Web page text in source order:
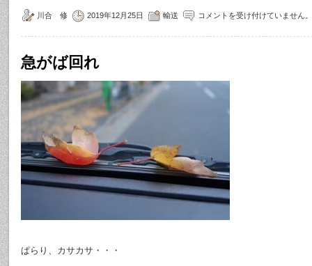
川合 修 2019年12月25日 輸送 コメントを受け付けていません。
急がば回れ
ぱらり、カサカサ・・・